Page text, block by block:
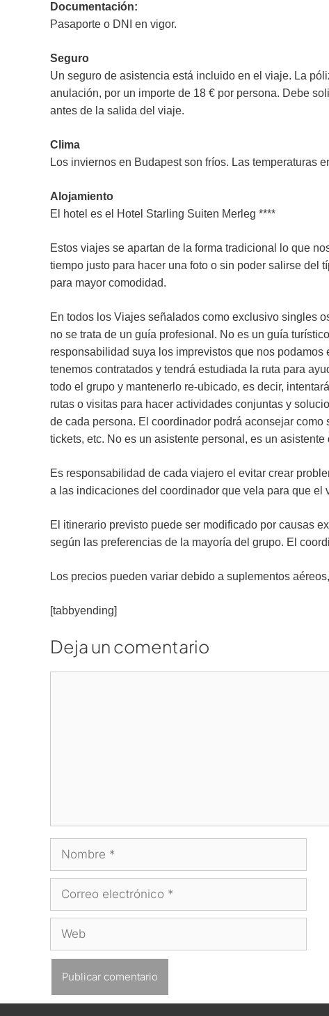
Documentación:
Pasaporte o DNI en vigor.
Seguro
Un seguro de asistencia está incluido en el viaje. La
anulación, por un importe de 18 € por persona. Debe
antes de la salida del viaje.
Clima
Los inviernos en Budapest son fríos. Las temperaturas
Alojamiento
El hotel es el Hotel Starling Suiten Merleg ****
Estos viajes se apartan de la forma tradicional lo que
tiempo justo para hacer una foto o sin poder salirse del
para mayor comodidad.
En todos los Viajes señalados como exclusivo singles
no se trata de un guía profesional. No es un guía
responsabilidad suya los imprevistos que nos
tenemos contratados y tendrá estudiada la ruta para
todo el grupo y mantenerlo re-ubicado, es decir,
rutas o visitas para hacer actividades conjuntas y
de cada persona. El coordinador podrá aconsejar
tickets, etc. No es un asistente personal, es un
Es responsabilidad de cada viajero el evitar crear
a las indicaciones del coordinador que vela para que el
El itinerario previsto puede ser modificado por causas
según las preferencias de la mayoría del grupo. El
Los precios pueden variar debido a suplementos
[tabbyending]
Deja un comentario